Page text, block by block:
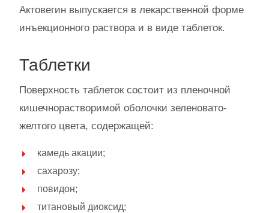
Актовегин выпускается в лекарственной форме
инъекционного раствора и в виде таблеток.
Таблетки
Поверхность таблеток состоит из пленочной
кишечнорастворимой оболочки зеленовато-
желтого цвета, содержащей:
камедь акации;
сахарозу;
повидон;
титановый диоксид;